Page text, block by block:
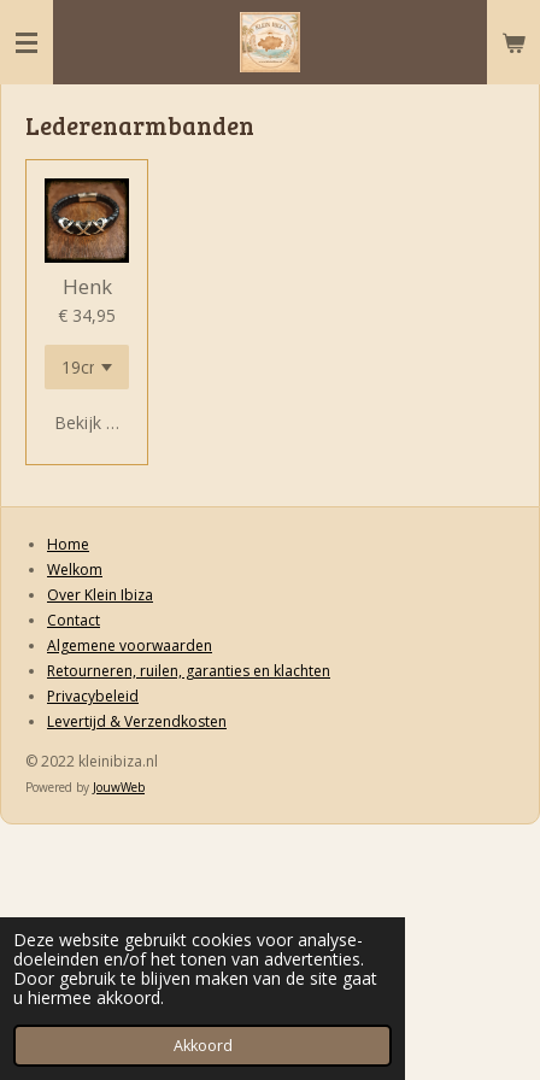
Deze website gebruikt cookies voor analyse-
doeleinden en/of het tonen van advertenties.
Door gebruik te blijven maken van de site gaat
u hiermee akkoord.
Akkoord
direct
naar
deLederenarmbanden
Henk
€ 34,95
Bekijk details
Home
Welkom
Over Klein Ibiza
Contact
Algemene voorwaarden
Retourneren, ruilen, garanties en klachten
Privacybeleid
Levertijd & Verzendkosten
© 2022 kleinibiza.nl
Powered by JouwWeb